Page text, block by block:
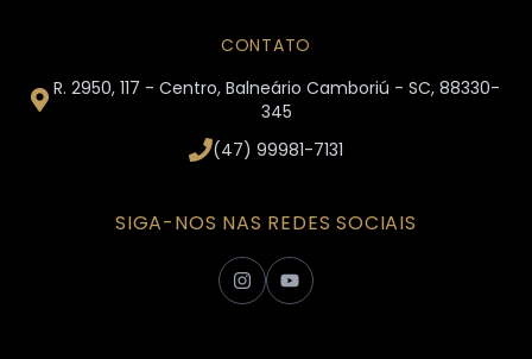
CONTATO
R. 2950, 117 - Centro, Balneário Camboriú - SC, 88330-
345
(47) 99981-7131
SIGA-NOS NAS REDES SOCIAIS